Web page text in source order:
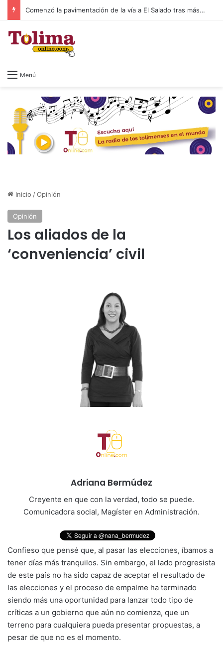
Comenzó la pavimentación de la vía a El Salado tras más de 20 años de espera
Menú
Inicio /Opinión
Opinión
Los aliados de la
‘conveniencia’ civil
Adriana Bermúdez
Creyente en que con la verdad, todo se puede.
Comunicadora social, Magíster en Administración.
Confieso que pensé que, al pasar las elecciones, íbamos a
tener días más tranquilos. Sin embargo, el lado progresista
de este país no ha sido capaz de aceptar el resultado de
las elecciones y el proceso de empalme ha terminado
siendo más una oportunidad para lanzar todo tipo de
críticas a un gobierno que aún no comienza, que un
terreno para cualquiera pueda presentar propuestas, a
pesar de que no es el momento.